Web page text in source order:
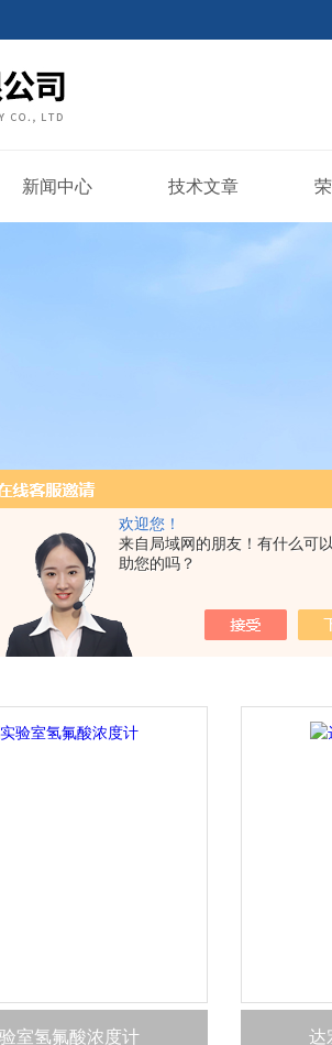
欢迎您！
来自局域网的朋友！有什么可
助您的吗？
新闻中心 技术文章
燃烧试验机,针焰试验机,恒温恒湿试验机,UV紫外线老化试验机,DSC差示
室氢氟酸浓度计 达